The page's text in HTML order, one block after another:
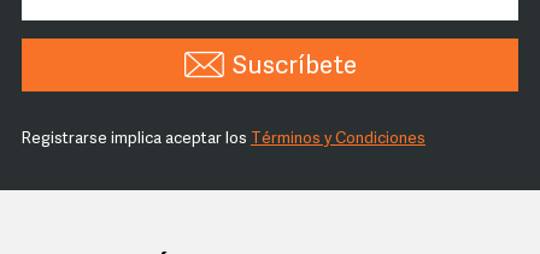
Suscríbete
Registrarse implica aceptar los Términos y Condiciones